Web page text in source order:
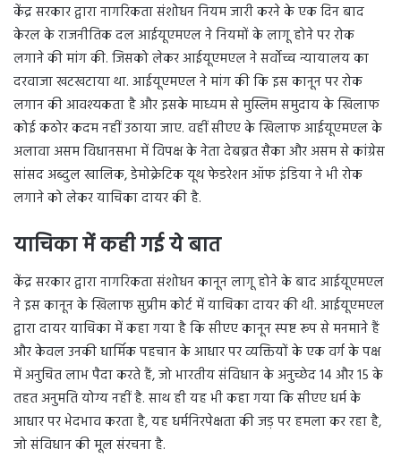
केंद्र सरकार द्वारा नागरिकता संशोधन नियम जारी करने के एक दिन बाद
केरल के राजनीतिक दल आईयूएमएल ने नियमों के लागू होने पर रोक
लगाने की मांग की. जिसको लेकर आईयूएमएल ने सर्वोच्च न्यायालय का
दरवाजा खटखटाया था. आईयूएमएल ने मांग की कि इस कानून पर रोक
लगान की आवश्यकता है और इसके माध्यम से मुस्लिम समुदाय के खिलाफ
कोई कठोर कदम नहीं उठाया जाए. वहीं सीएए के खिलाफ आईयूएमएल के
अलावा असम विधानसभा में विपक्ष के नेता देबब्रत सैका और असम से कांग्रेस
सांसद अब्दुल खालिक, डेमोक्रेटिक यूथ फेडरेशन ऑफ इंडिया ने भी रोक
लगाने को लेकर याचिका दायर की है.
याचिका में कही गई ये बात
केंद्र सरकार द्वारा नागरिकता संशोधन कानून लागू होने के बाद आईयूएमएल
ने इस कानून के खिलाफ सुप्रीम कोर्ट में याचिका दायर की थी. आईयूएमएल
द्वारा दायर याचिका में कहा गया है कि सीएए कानून स्पष्ट रूप से मनमाने हैं
और केवल उनकी धार्मिक पहचान के आधार पर व्यक्तियों के एक वर्ग के पक्ष
में अनुचित लाभ पैदा करते हैं, जो भारतीय संविधान के अनुच्छेद 14 और 15 के
तहत अनुमति योग्य नहीं है. साथ ही यह भी कहा गया कि सीएए धर्म के
आधार पर भेदभाव करता है, यह धर्मनिरपेक्षता की जड़ पर हमला कर रहा है,
जो संविधान की मूल संरचना है.